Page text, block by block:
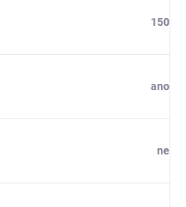
150
ano
ne